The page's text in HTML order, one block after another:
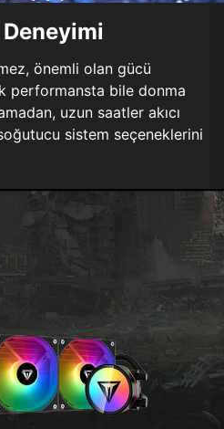
önemli olan gücü
performansta bile donma
uzun saatler akıcı
sistem seçeneklerini